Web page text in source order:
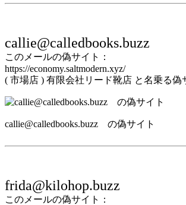
callie@calledbooks.buzz
このメールの偽サイト：
https://economy.saltmodern.xyz/
( 市場店 ) 有限会社リード靴店 と名乗る偽
callie@calledbooks.buzz の偽サイト
frida@kilohop.buzz
このメールの偽サイト：